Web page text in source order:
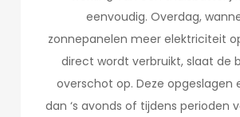
eenvoudig. Overdag,
zonnepanelen meer elektriciteit
direct wordt verbruikt, slaat de
overschot op. Deze opgeslagen
dan ‘s avonds of tijdens perioden